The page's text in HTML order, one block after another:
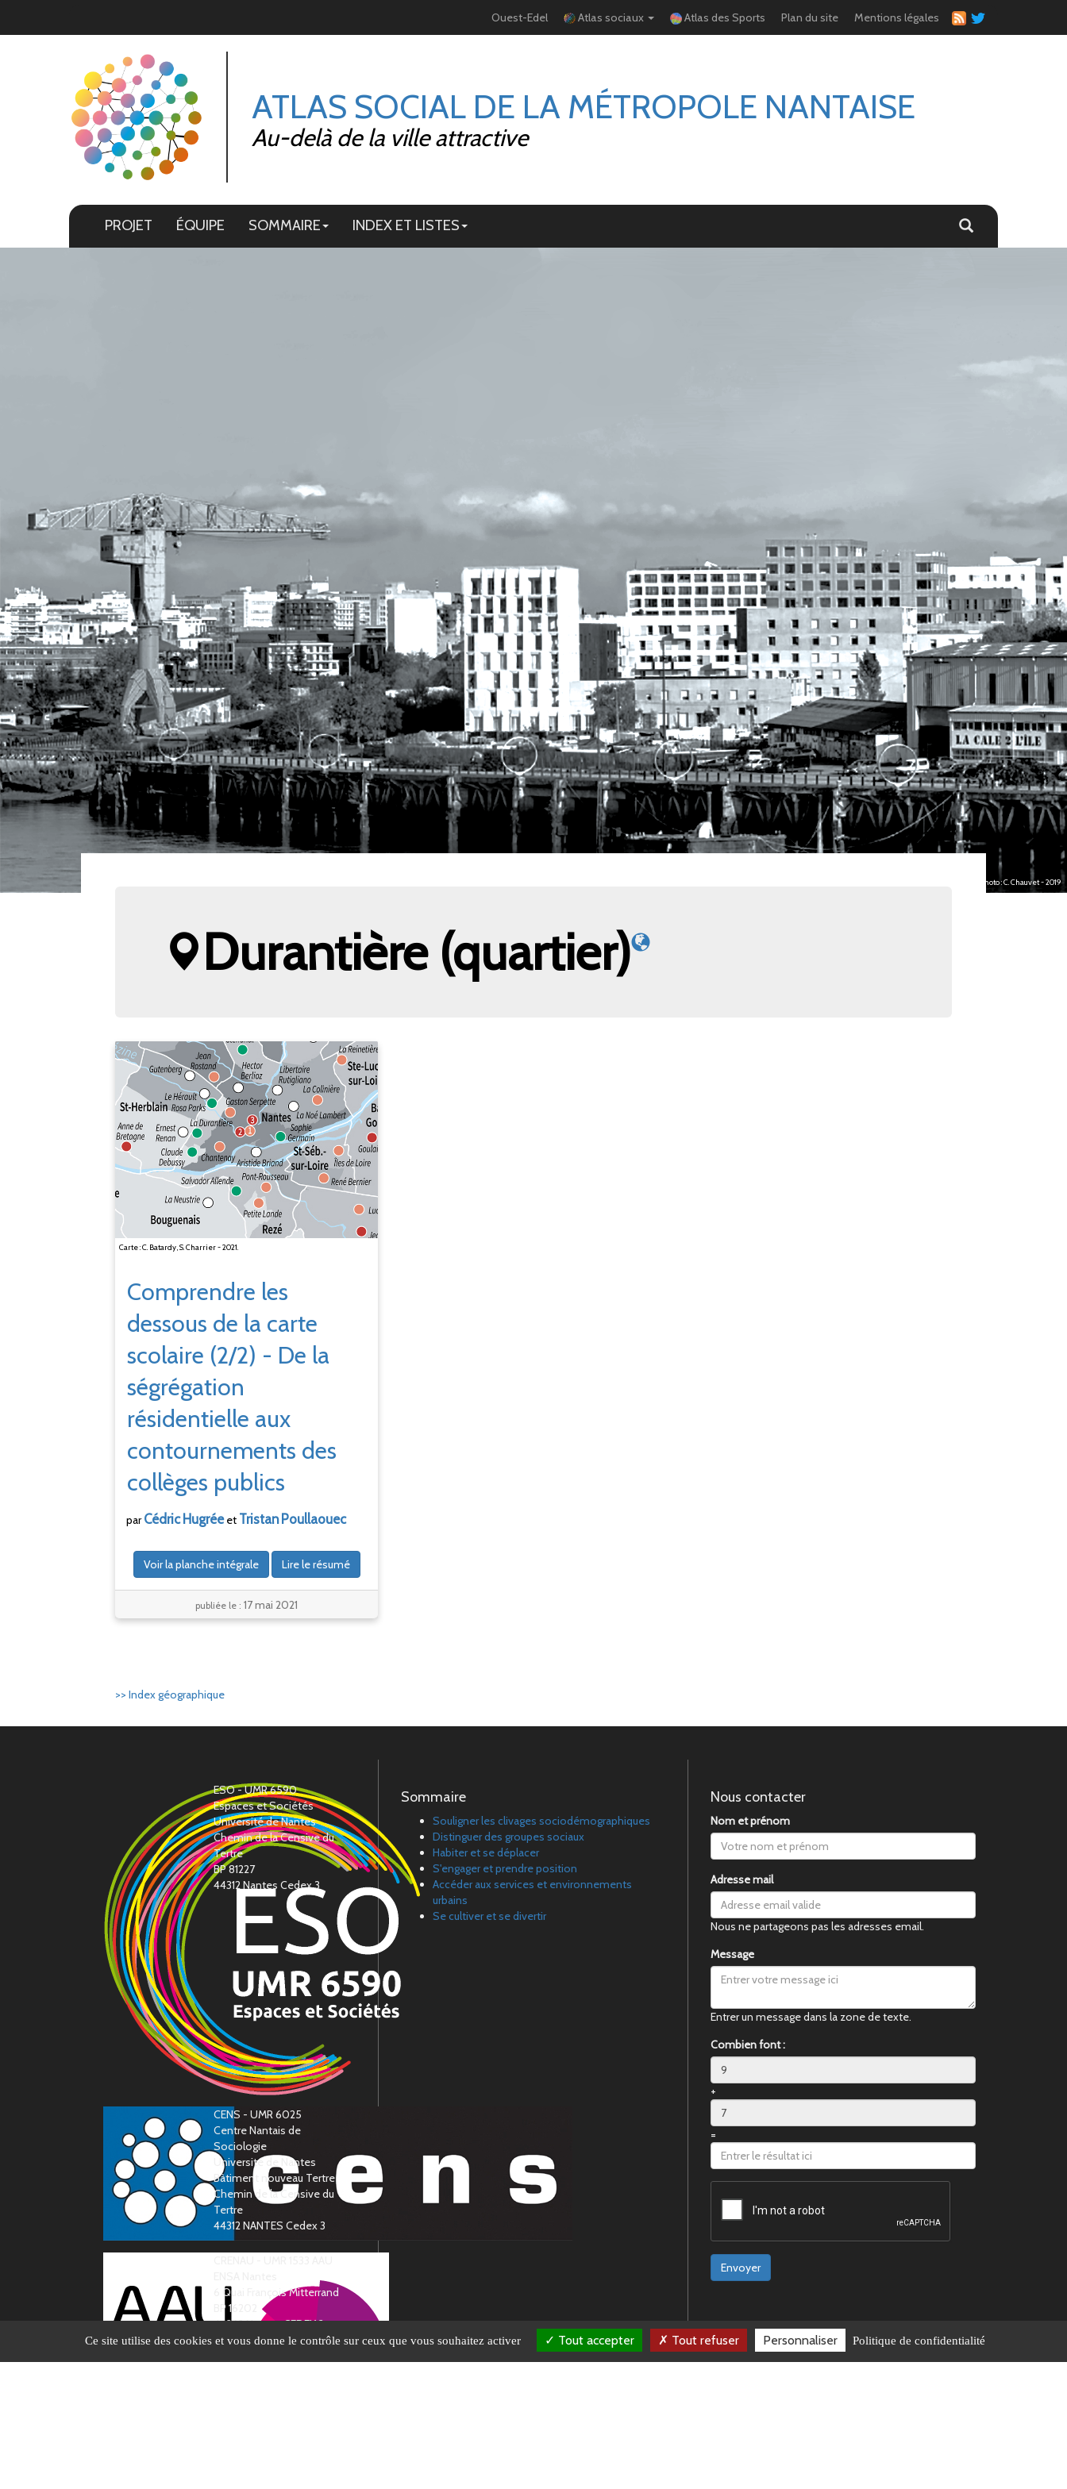
Ouest-Edel Atlas sociaux Atlas des Sports Plan du site Mentions légales
ATLAS SOCIAL DE LA MÉTROPOLE NANTAISE
Au-delà de la ville attractive
PROJET ÉQUIPE SOMMAIRE INDEX ET LISTES
photo : C. Chauvet - 2019
Durantière (quartier)
Carte : C. Batardy, S. Charrier - 2021.
Comprendre les
dessous de la carte
scolaire (2/2) - De la
ségrégation
résidentielle aux
contournements des
collèges publics
parCédric Hugréeet Tristan Poullaouec
Voir la planche intégrale Lire le résumé
publiée le :17 mai 2021
>> Index géographique
ESO - UMR 6590
Espaces et Sociétés
Université de Nantes
Chemin de la Censive du
Tertre
BP 81227
44312 Nantes Cedex 3
CENS - UMR 6025
Centre Nantais de
Sociologie
Université de Nantes
Bàtiment nouveau Tertre
Chemin de la Censive du
Tertre
44312 NANTES Cedex 3
6 Quai François Mitterrand
BP 16202
44262 Nantes CEDEX 2
Sommaire
Souligner les clivages sociodémographiques
Distinguer des groupes sociaux
Habiter et se déplacer
S'engager et prendre position
Accéder aux services et environnements
urbains
Se cultiver et se divertir
Nous contacter
Nom et prénom
Adresse mail
Nous ne partageons pas les adresses email.
Message
Entrer un message dans la zone de texte.
Combien font :
+
=
Envoyer
Ce site utilise des cookies et vous donne le contrôle sur ceux que vous souhaitez activer Tout accepter Tout refuser Personnaliser Politique de confidentialité